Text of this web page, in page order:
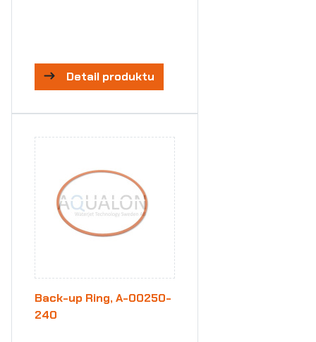
Detail produktu
Back-up Ring, A-00250-
240